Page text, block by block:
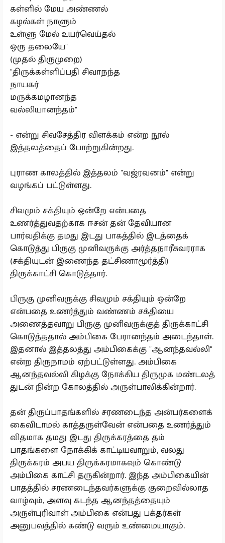
கள்ளில் மேய அண்ணல்
கழல்கள் நாளும்
உள்ளு மேல் உயர்வெய்தல்
ஒரு தலையே"
(முதல் திருமுறை)
"திருக்கள்ளிப்பதி சிவாநந்த
நாயகர்
மருக்கமழானந்த
வல்லியானந்தம்"
- என்று சிவசேத்திர விளக்கம் என்ற நூல்
இத்தலத்தைப் போற்றுகின்றது.
புராண காலத்தில் இத்தலம் "வஜ்ரவனம்" என்று
வழங்கப் பட்டுள்ளது.
சிவமும் சக்தியும் ஒன்றே என்பதை
உணர்த்துவதற்காக ஈசன் தன் தேவியான
பார்வதிக்கு தமது இடது பாகத்தில் இடத்தைக்
கொடுத்து பிருகு முனிவருக்கு அர்த்தநாரீசுவரராக
(சக்தியுடன் இணைந்த தட்சிணாமூர்த்தி)
திருக்காட்சி கொடுத்தார்.
பிருகு முனிவருக்கு சிவமும் சக்தியும் ஒன்றே
என்பதை உணர்த்தும் வண்ணம் சக்தியை
அணைத்தவாறு பிருகு முனிவருக்குத் திருக்காட்சி
கொடுத்ததால் அம்பிகை பேரானந்தம் அடைந்தாள்.
இதனால் இத்தலத்து அம்பிகைக்கு "ஆனந்தவல்லி"
என்ற திருநாமம் ஏற்பட்டுள்ளது. அம்பிகை
ஆனந்தவல்லி கிழக்கு நோக்கிய திருமுக மண்டலத்
துடன் நின்ற கோலத்தில் அருள்பாலிக்கின்றார்.
தன் திருப்பாதங்களில் சரணடைந்த அன்பர்களைக்
கைவிடாமல் காத்தருள்வேன் என்பதை உணர்த்தும்
விதமாக தமது இடது திருக்கரத்தை தம்
பாதங்களை நோக்கிக் காட்டியவாறும், வலது
திருக்கரம் அபய திருக்கரமாகவும் கொண்டு
அம்பிகை காட்சி தருகின்றார். இந்த அம்பிகையின்
பாதத்தில் சரணடைந்தவர்களுக்கு குறைவில்லாத
வாழ்வும், அளவு கடந்த ஆனந்தத்தையும்
அருள்புரிவாள் அம்பிகை என்பது பக்தர்கள்
அனுபவத்தில் கண்டு வரும் உண்மையாகும்.